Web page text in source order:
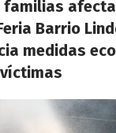
familias
Barrio
medidas